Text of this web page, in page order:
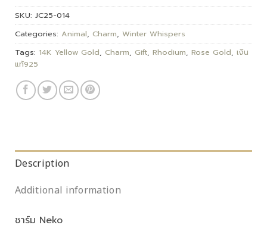
SKU: JC25-014
Categories: Animal, Charm, Winter Whispers
Tags: 14K Yellow Gold, Charm, Gift, Rhodium, Rose Gold, เงิน
แท้925
Description
Additional information
ชาร์ม Neko